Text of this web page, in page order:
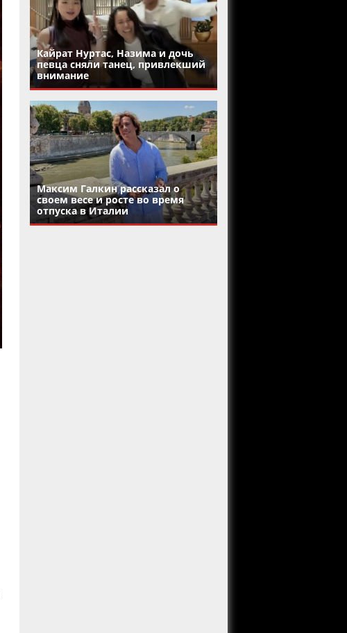
Кайрат Нуртас, Назима и дочь
певца сняли танец, привлекший
внимание
Максим Галкин рассказал о
своем весе и росте во время
отпуска в Италии